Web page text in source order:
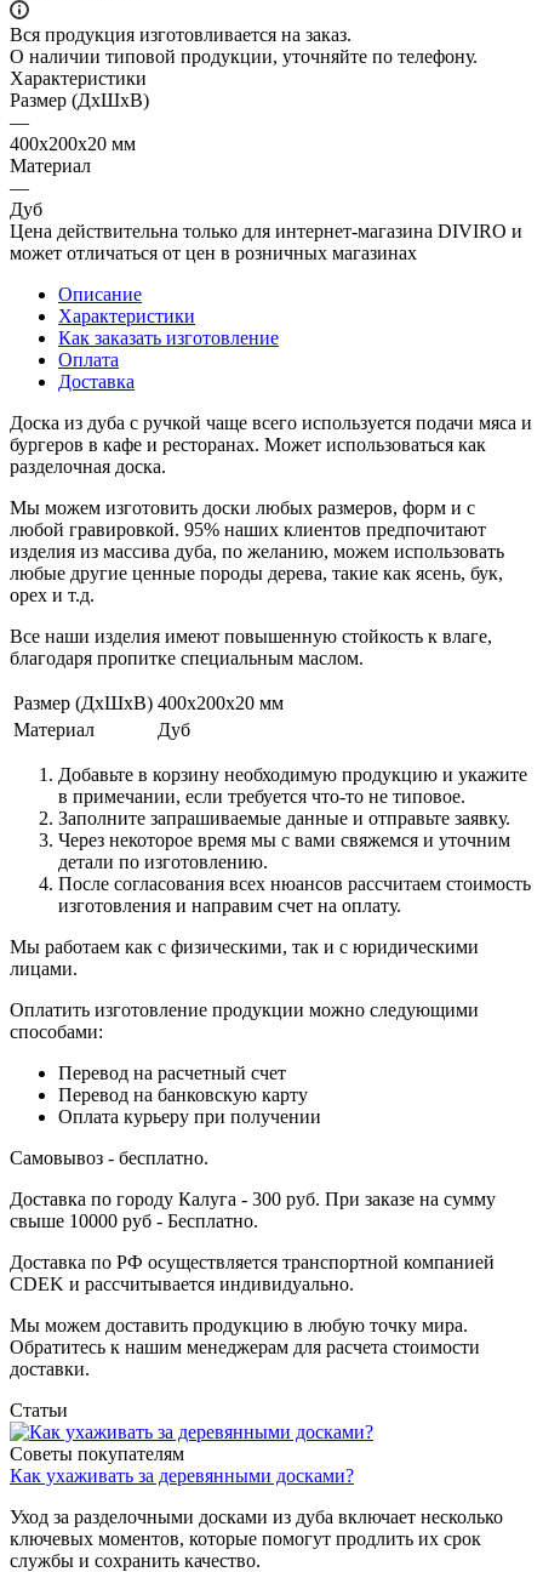
Вся продукция изготовливается на заказ.
О наличии типовой продукции, уточняйте по телефону.
Характеристики
Размер (ДxШxВ)
—
400x200x20 мм
Материал
—
Дуб
Цена действительна только для интернет-магазина DIVIRO и
может отличаться от цен в розничных магазинах
Описание
Характеристики
Как заказать изготовление
Оплата
Доставка
Доска из дуба с ручкой чаще всего используется подачи мяса и
бургеров в кафе и ресторанах. Может использоваться как
разделочная доска.
Мы можем изготовить доски любых размеров, форм и с
любой гравировкой. 95% наших клиентов предпочитают
изделия из массива дуба, по желанию, можем использовать
любые другие ценные породы дерева, такие как ясень, бук,
орех и т.д.
Все наши изделия имеют повышенную стойкость к влаге,
благодаря пропитке специальным маслом.
Размер (ДxШxВ) 400x200x20 мм
Материал
Дуб
Добавьте в корзину необходимую продукцию и укажите
в примечании, если требуется что-то не типовое.
Заполните запрашиваемые данные и отправьте заявку.
Через некоторое время мы с вами свяжемся и уточним
детали по изготовлению.
После согласования всех нюансов рассчитаем стоимость
изготовления и направим счет на оплату.
Мы работаем как с физическими, так и с юридическими
лицами.
Оплатить изготовление продукции можно следующими
способами:
Перевод на расчетный счет
Перевод на банковскую карту
Оплата курьеру при получении
Самовывоз - бесплатно.
Доставка по городу Калуга - 300 руб. При заказе на сумму
свыше 10000 руб - Бесплатно.
Доставка по РФ осуществляется транспортной компанией
CDEK и рассчитывается индивидуально.
Мы можем доставить продукцию в любую точку мира.
Обратитесь к нашим менеджерам для расчета стоимости
доставки.
Статьи
Советы покупателям
Как ухаживать за деревянными досками?
Уход за разделочными досками из дуба включает несколько
ключевых моментов, которые помогут продлить их срок
службы и сохранить качество.